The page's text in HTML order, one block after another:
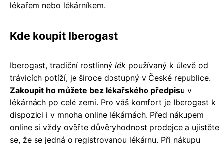
lékařem nebo lékárníkem.
Kde koupit Iberogast
Iberogast, tradiční rostlinný lék používaný k úlevě od
trávicích potíží, je široce dostupný v České republice.
Zakoupit ho můžete bez lékařského předpisu v
lékárnách po celé zemi. Pro váš komfort je Iberogast k
dispozici i v mnoha online lékárnách. Před nákupem
online si vždy ověřte důvěryhodnost prodejce a ujistěte
se, že se jedná o registrovanou lékárnu. Při nákupu